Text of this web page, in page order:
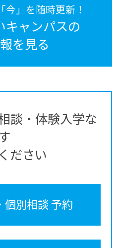
」を随時更新！
キャンパスの
を見る
談・体験入学な
ださい
個別相談 予約